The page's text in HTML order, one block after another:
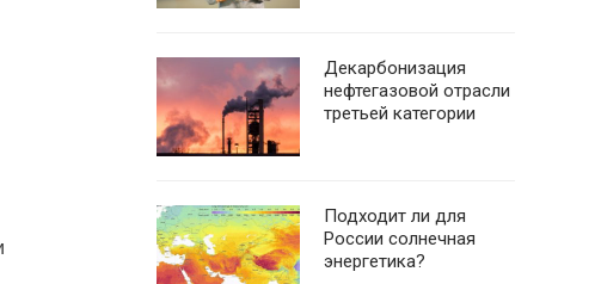
Декарбонизация
нефтегазовой отрасли
третьей категории
Подходит ли для
России солнечная
энергетика?